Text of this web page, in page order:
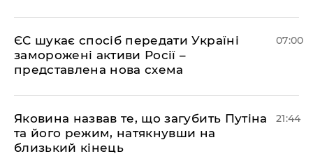
ЄС шукає спосіб передати Україні
заморожені активи Росії –
представлена ​​нова схема
07:00
Яковина назвав те, що загубить Путіна
та його режим, натякнувши на
близький кінець
21:44